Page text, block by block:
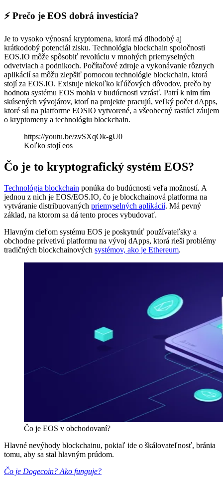
⚡️ Prečo je EOS dobrá investícia?
Je to vysoko výnosná kryptomena, ktorá má dlhodobý aj
krátkodobý potenciál zisku. Technológia blockchain spoločnosti
EOS.IO môže spôsobiť revolúciu v mnohých priemyselných
odvetviach a podnikoch. Počítačové zdroje a vykonávanie rôznych
aplikácií sa môžu zlepšiť pomocou technológie blockchain, ktorá
stojí za EOS.IO. Existuje niekoľko kľúčových dôvodov, prečo by
hodnota systému EOS mohla v budúcnosti vzrásť. Patrí k nim tím
skúsených vývojárov, ktorí na projekte pracujú, veľký počet dApps,
ktoré sú na platforme EOSIO vytvorené, a všeobecný rastúci záujem
o kryptomeny a technológiu blockchain.
https://youtu.be/zvSXqOk-gU0
Koľko stojí eos
Čo je to kryptografický systém EOS?
Technológia blockchain ponúka do budúcnosti veľa možností. A
jednou z nich je EOS/EOS.IO, čo je blockchainová platforma na
vytváranie distribuovaných priemyselných aplikácií. Má pevný
základ, na ktorom sa dá tento proces vybudovať.
Hlavným cieľom systému EOS je poskytnúť používateľsky a
obchodne prívetivú platformu na vývoj dApps, ktorá rieši problémy
tradičných blockchainových systémov, ako je Ethereum.
Čo je EOS v obchodovaní?
Hlavné nevýhody blockchainu, pokiaľ ide o škálovateľnosť, bránia
tomu, aby sa stal hlavným prúdom.
Čo je Dogecoin? Ako funguje?